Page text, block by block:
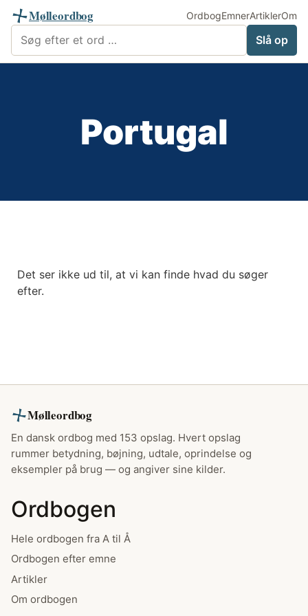
Mølleordbog OrdbogEmnerArtiklerOm
Søg i Mølleordbog Slå op
Portugal
Det ser ikke ud til, at vi kan finde hvad du søger
efter.
Mølleordbog
En dansk ordbog med 153 opslag. Hvert opslag
rummer betydning, bøjning, udtale, oprindelse og
eksempler på brug — og angiver sine kilder.
Ordbogen
Hele ordbogen fra A til Å
Ordbogen efter emne
Artikler
Om ordbogen